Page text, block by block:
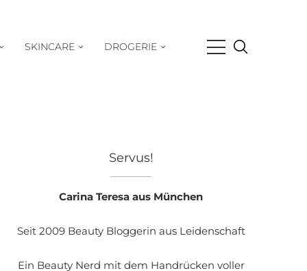
SKINCARE DROGERIE
Servus!
Carina Teresa aus München
Seit 2009 Beauty Bloggerin aus Leidenschaft
Ein Beauty Nerd mit dem Handrücken voller